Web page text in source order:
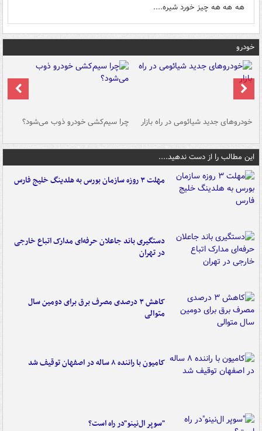
هه هه هه چیز خورد شیره....
خودرو
خودروهای جدید شیائومی در راه بازار چرا سیم‌کشی خودرو ذوب می‌شود؟
این مطالب را از دست ندهید....
مهلت ۳ روزه سازمان بورس به هلدینگ خلیج فارس
دستگیری باند جاعلان حرفه‌ای مدارک اتباع خارجی
در تهران
کاهش ۳ درصدی مصرف برق برای دومین سال
متوالی
کامیون با راننده ۸ ساله در اصفهان توقیف شد
"سوپر ال‌نینو"در راه است؟